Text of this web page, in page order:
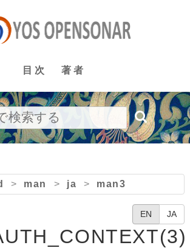
目次 著者
> man > ja > man3
EN JA